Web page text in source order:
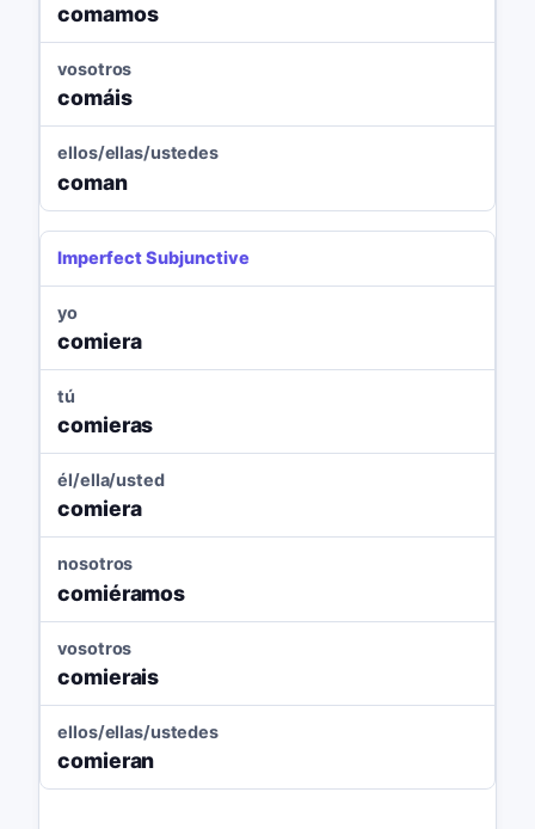
comamos
vosotros
comáis
ellos/ellas/ustedes
coman
Imperfect Subjunctive
yo
comiera
tú
comieras
él/ella/usted
comiera
nosotros
comiéramos
vosotros
comierais
ellos/ellas/ustedes
comieran